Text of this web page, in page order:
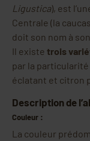
Ligustica), est
Centrale (la
doit son nom à
Il existe trois
par la
éclatant et citron
Description de
Couleur :
La couleur